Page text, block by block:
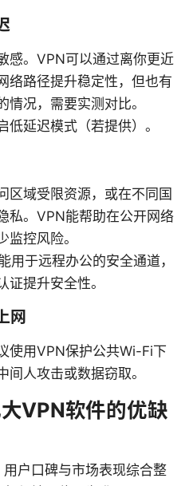
感。VPN可以通过离你更近
络路径提升稳定性，但也有
情况，需要实测对比。
低延迟模式（若提供）。
区域受限资源，或在不同国
私。VPN能帮助在公开网络
监控风险。
用于远程办公的安全通道，
证提升安全性。
网
使用VPN保护公共Wi-Fi下
间人攻击或数据窃取。
VPN软件的优缺
户口碑与市场表现综合整